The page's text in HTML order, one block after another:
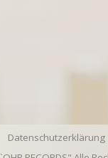
Datenschutzerklärung